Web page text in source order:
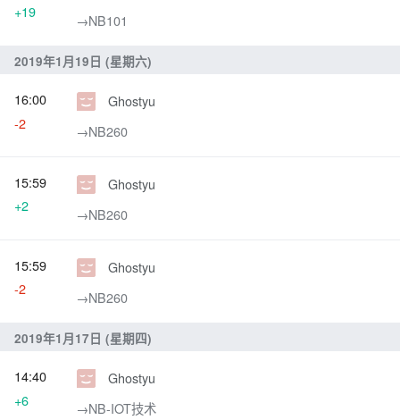
→‎NB101
+19
2019年1月19日 (星期六)
Ghostyu
→‎NB260
16:00
-2
Ghostyu
→‎NB260
15:59
+2
Ghostyu
→‎NB260
15:59
-2
2019年1月17日 (星期四)
Ghostyu
→‎NB-IOT技术
14:40
+6